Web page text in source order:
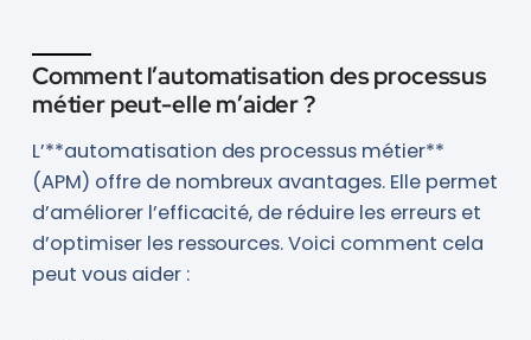
Comment l’automatisation des processus
métier peut-elle m’aider ?
L’**automatisation des processus métier**
(APM) offre de nombreux avantages. Elle permet
d’améliorer l’efficacité, de réduire les erreurs et
d’optimiser les ressources. Voici comment cela
peut vous aider :